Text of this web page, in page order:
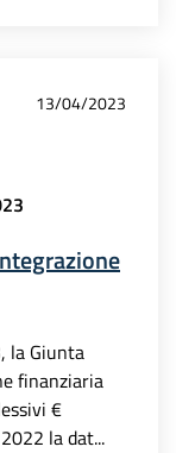
13/04/2023
la Giunta
finanziaria
€
la dat...